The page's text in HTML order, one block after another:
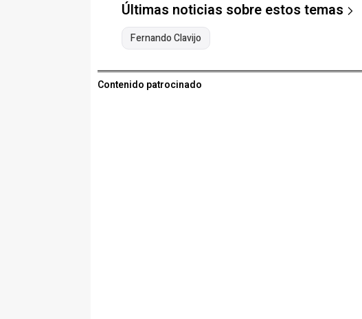
Últimas noticias sobre estos temas
Fernando Clavijo
Contenido patrocinado